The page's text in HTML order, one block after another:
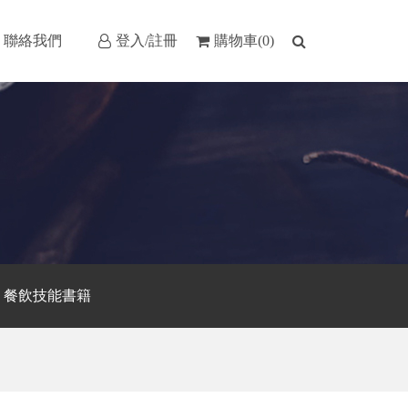
聯絡我們 登入/註冊 購物車(0)
餐飲技能書籍